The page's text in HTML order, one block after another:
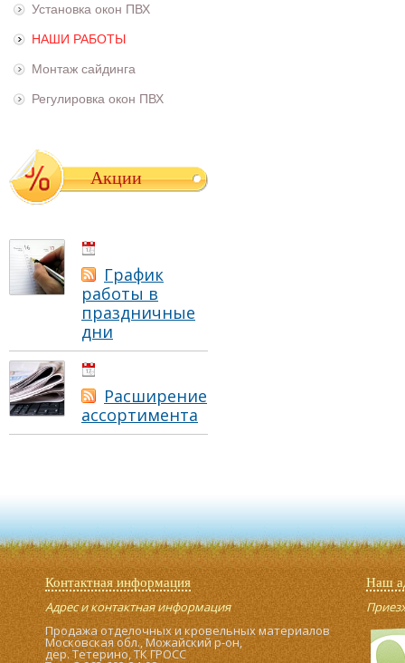
Установка окон ПВХ
НАШИ РАБОТЫ
Монтаж сайдинга
Регулировка окон ПВХ
Акции
График
работы в
праздничные
дни
Расширение
ассортимента
Контактная информация
Адрес и контактная информация
Продажа отделочных и кровельных материалов
Московская обл., Можайский р-он,
дер. Тетерино, ТК ГРОСС
Наш